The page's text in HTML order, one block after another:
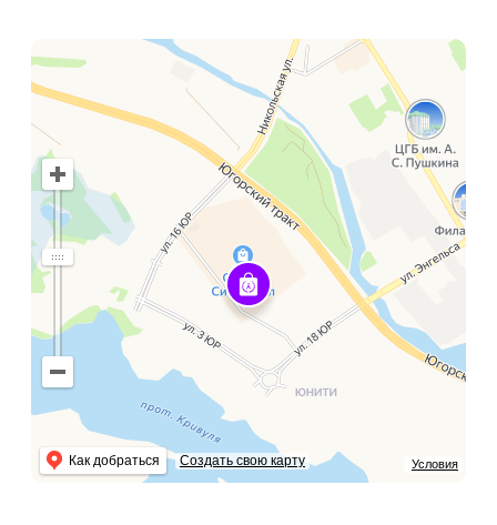
Условия
Как добраться Создать свою карту